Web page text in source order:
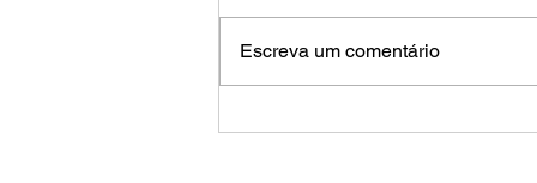
Escreva um comentário